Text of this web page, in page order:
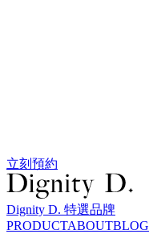
立刻預約
Dignity D. 特選品牌
PRODUCTABOUTBLOG